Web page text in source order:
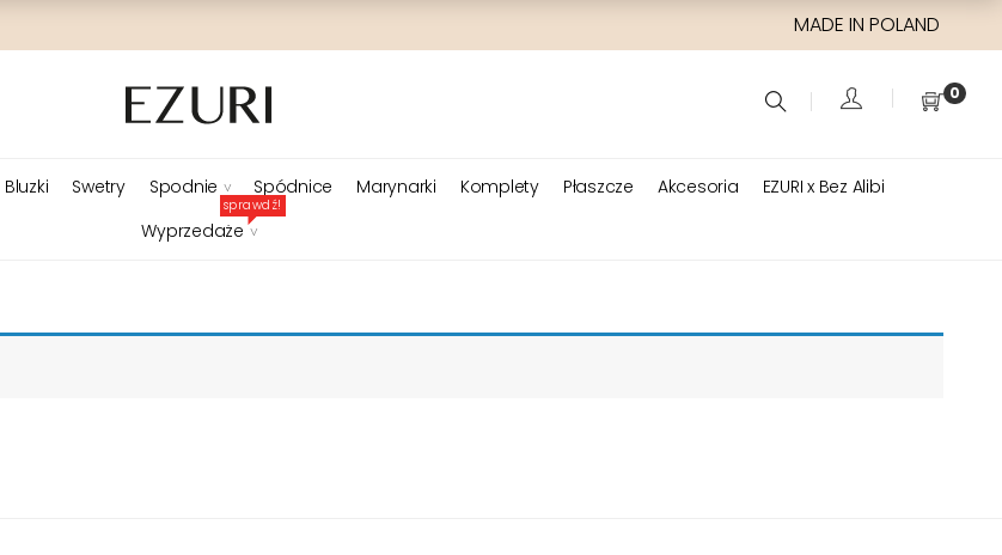
MADE IN POLAND
0
Bluzki Swetry Spodnie Spódnice Marynarki Komplety Płaszcze Akcesoria
EZURI x Bez Alibi
Wyprzedaże
sprawdź!